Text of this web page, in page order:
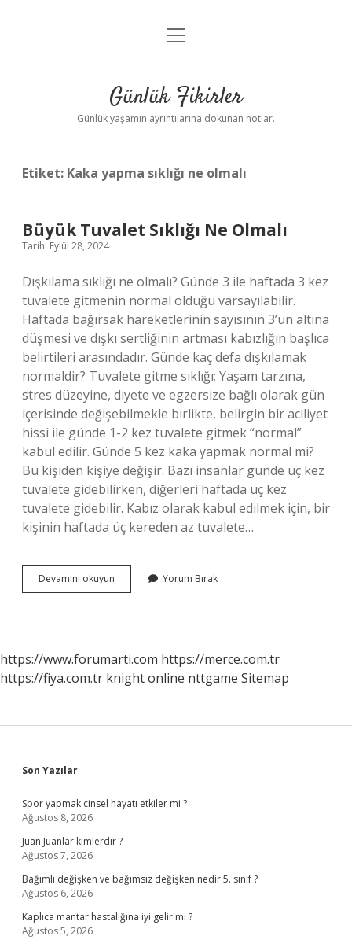
Anasayfa
Yasal Uyarı
menüyü
Günlük Fikirler
Günlük yaşamın ayrıntılarına dokunan notlar.
Etiket: Kaka yapma sıklığı ne olmalı
Büyük Tuvalet Sıklığı Ne Olmalı
Tarih: Eylül 28, 2024
Dışkılama sıklığı ne olmalı? Günde 3 ile haftada 3 kez
tuvalete gitmenin normal olduğu varsayılabilir.
Haftada bağırsak hareketlerinin sayısının 3’ün altına
düşmesi ve dışkı sertliğinin artması kabızlığın başlıca
belirtileri arasındadır. Günde kaç defa dışkılamak
normaldir? Tuvalete gitme sıklığı; Yaşam tarzına,
stres düzeyine, diyete ve egzersize bağlı olarak gün
içerisinde değişebilmekle birlikte, belirgin bir aciliyet
hissi ile günde 1-2 kez tuvalete gitmek “normal”
kabul edilir. Günde 5 kez kaka yapmak normal mi?
Bu kişiden kişiye değişir. Bazı insanlar günde üç kez
tuvalete gidebilirken, diğerleri haftada üç kez
tuvalete gidebilir. Kabız olarak kabul edilmek için, bir
kişinin haftada üç kereden az tuvalete…
Devamını okuyun
Tuvalet
Yorum Bırak
https://www.forumarti.com https://merce.com.tr
https://fiya.com.tr knight online nttgame Sitemap
Sidebar
Son Yazılar
Spor yapmak cinsel hayatı etkiler mi ?
Ağustos 8, 2026
Juan Juanlar kimlerdir ?
Ağustos 7, 2026
Bağımlı değişken ve bağımsız değişken nedir 5. sınıf ?
Ağustos 6, 2026
Kaplıca mantar hastalığına iyi gelir mi ?
Ağustos 5, 2026